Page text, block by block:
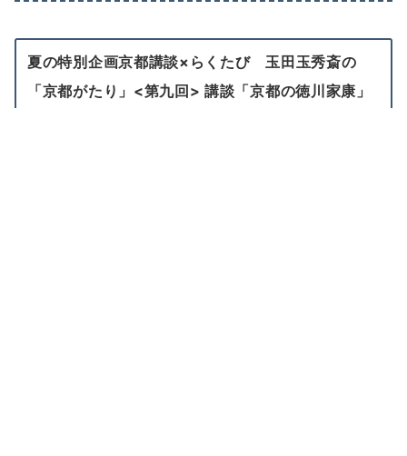
夏の特別企画京都講談×らくたび 玉田玉秀斎の
「京都がたり」<第九回> 講談「京都の徳川家康」